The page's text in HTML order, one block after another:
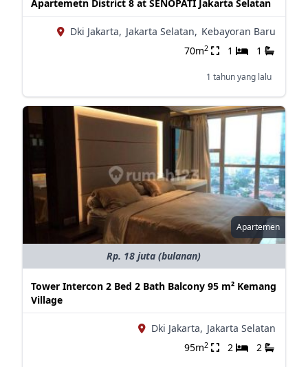
Apartemetn District 8 at SENOPATI Jakarta Selatan
Dki Jakarta, Jakarta Selatan, Kebayoran Baru
70m2 1 1
1 tahun yang lalu
Apartemen
Rp. 18 juta (bulanan)
Tower Intercon 2 Bed 2 Bath Balcony 95 m² Kemang
Village
Dki Jakarta, Jakarta Selatan
95m2 2 2